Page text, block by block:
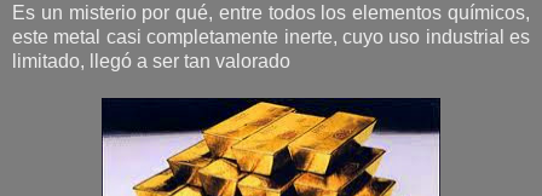
Es un misterio por qué, entre todos los elementos químicos,
este metal casi completamente inerte, cuyo uso industrial es
limitado, llegó a ser tan valorado